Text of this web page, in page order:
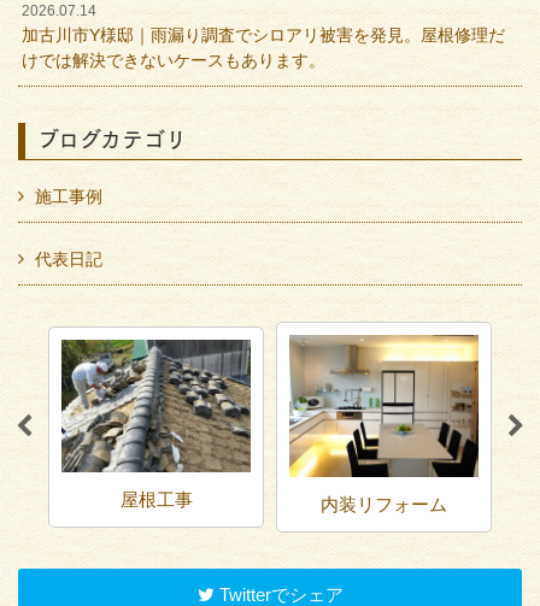
2026.07.14
加古川市Y様邸｜雨漏り調査でシロアリ被害を発見。屋根修理だ
けでは解決できないケースもあります。
ブログカテゴリ
施工事例
代表日記
屋根工事 内装リフォーム
Twitterでシェア